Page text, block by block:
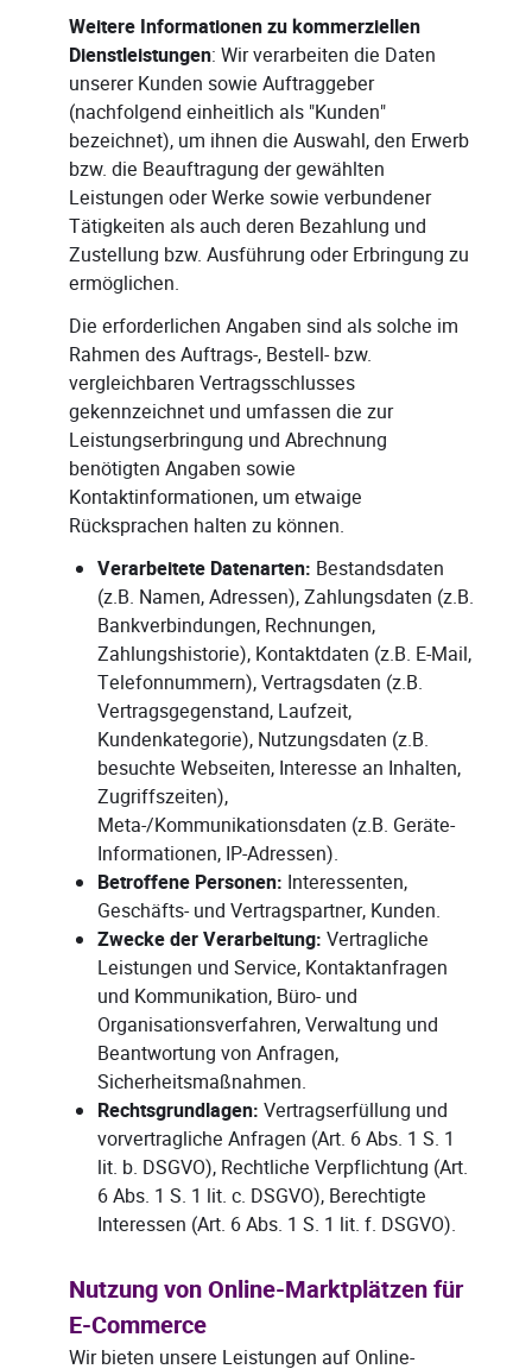
Weitere Informationen zu kommerziellen
Dienstleistungen: Wir verarbeiten die Daten
unserer Kunden sowie Auftraggeber
(nachfolgend einheitlich als "Kunden"
bezeichnet), um ihnen die Auswahl, den Erwerb
bzw. die Beauftragung der gewählten
Leistungen oder Werke sowie verbundener
Tätigkeiten als auch deren Bezahlung und
Zustellung bzw. Ausführung oder Erbringung zu
ermöglichen.
Die erforderlichen Angaben sind als solche im
Rahmen des Auftrags-, Bestell- bzw.
vergleichbaren Vertragsschlusses
gekennzeichnet und umfassen die zur
Leistungserbringung und Abrechnung
benötigten Angaben sowie
Kontaktinformationen, um etwaige
Rücksprachen halten zu können.
Verarbeitete Datenarten: Bestandsdaten
(z.B. Namen, Adressen), Zahlungsdaten (z.B.
Bankverbindungen, Rechnungen,
Zahlungshistorie), Kontaktdaten (z.B. E-Mail,
Telefonnummern), Vertragsdaten (z.B.
Vertragsgegenstand, Laufzeit,
Kundenkategorie), Nutzungsdaten (z.B.
besuchte Webseiten, Interesse an Inhalten,
Zugriffszeiten),
Meta-/Kommunikationsdaten (z.B. Geräte-
Informationen, IP-Adressen).
Betroffene Personen: Interessenten,
Geschäfts- und Vertragspartner, Kunden.
Zwecke der Verarbeitung: Vertragliche
Leistungen und Service, Kontaktanfragen
und Kommunikation, Büro- und
Organisationsverfahren, Verwaltung und
Beantwortung von Anfragen,
Sicherheitsmaßnahmen.
Rechtsgrundlagen: Vertragserfüllung und
vorvertragliche Anfragen (Art. 6 Abs. 1 S. 1
lit. b. DSGVO), Rechtliche Verpflichtung (Art.
6 Abs. 1 S. 1 lit. c. DSGVO), Berechtigte
Interessen (Art. 6 Abs. 1 S. 1 lit. f. DSGVO).
Nutzung von Online-Marktplätzen für
E-Commerce
Wir bieten unsere Leistungen auf Online-